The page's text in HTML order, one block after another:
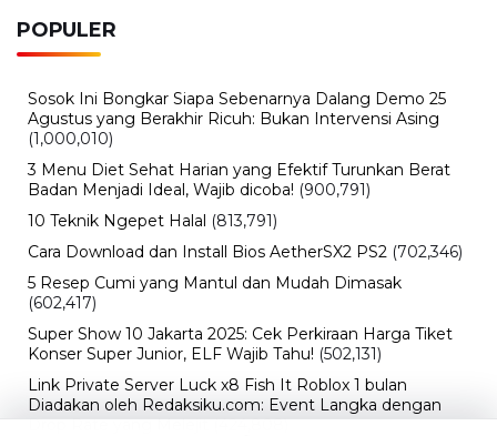
POPULER
Sosok Ini Bongkar Siapa Sebenarnya Dalang Demo 25
Agustus yang Berakhir Ricuh: Bukan Intervensi Asing
(1,000,010)
3 Menu Diet Sehat Harian yang Efektif Turunkan Berat
Badan Menjadi Ideal, Wajib dicoba! (900,791)
10 Teknik Ngepet Halal (813,791)
Cara Download dan Install Bios AetherSX2 PS2 (702,346)
5 Resep Cumi yang Mantul dan Mudah Dimasak
(602,417)
Super Show 10 Jakarta 2025: Cek Perkiraan Harga Tiket
Konser Super Junior, ELF Wajib Tahu! (502,131)
Link Private Server Luck x8 Fish It Roblox 1 bulan
Diadakan oleh Redaksiku.com: Event Langka dengan
Drop Rate yang Melejit (424,808)